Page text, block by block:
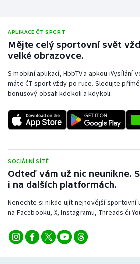
APLIKACE ČT SPORT
Mějte celý sportovní svět
velké obrazovce.
S mobilní aplikací, HbbTV a apkou iVysílání
máte ČT sport vždy po ruce. Sledujte
bonusový obsah kdekoli a kdykoli.
SOCIÁLNÍ SÍTĚ
Odteď vám už nic neunikne.
i na dalších platformách.
Nenechte si nikde ujít nejnovější sportovní
na Facebooku, X, Instagramu, Threads či